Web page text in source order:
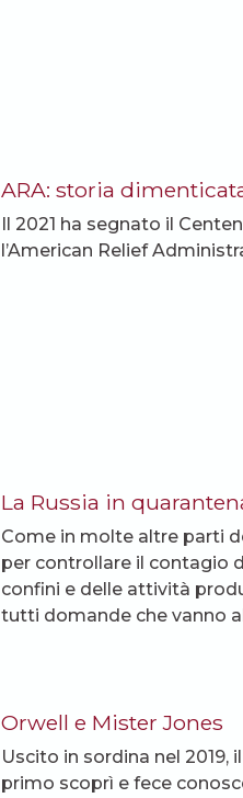
ARA: storia
Il 2021 ha segnato il
l’American Relief
La Russia in
Come in molte altre parti
per controllare il contagio
confini e delle attività
tutti domande che vanno
Orwell e Mister Jones
Uscito in sordina nel 2019,
primo scoprì e fece